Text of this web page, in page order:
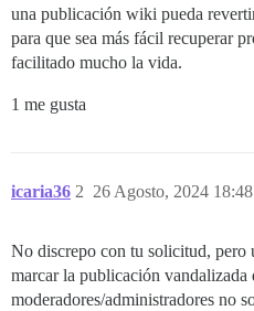
una publicación wiki pueda
para que sea más fácil recuperar
facilitado mucho la vida.
1 me gusta
icaria36 26 Agosto, 2024 18:48
2
No discrepo con tu solicitud, pero
marcar la publicación
moderadores/administradores no